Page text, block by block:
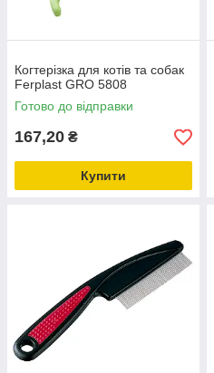
Когтерізка для котів та собак
Ferplast GRO 5808
Готово до відправки
167,20 ₴
Купити